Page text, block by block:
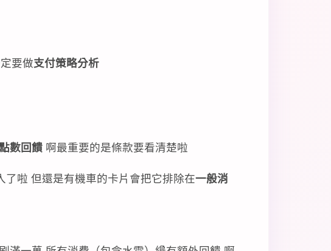
要做支付策略分析
點數回饋 啊最重要的是條款要看清楚啦
啦 但還是有機車的卡片會把它排除在一般消